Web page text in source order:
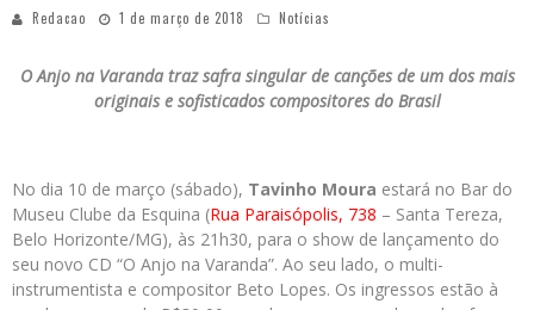
Redacao 1 de março de 2018 Notícias
O Anjo na Varanda traz safra singular de canções de um dos mais
originais e sofisticados compositores do Brasil
No dia 10 de março (sábado), Tavinho Moura estará no Bar do
Museu Clube da Esquina (Rua Paraisópolis, 738 – Santa Tereza,
Belo Horizonte/MG), às 21h30, para o show de lançamento do
seu novo CD “O Anjo na Varanda”. Ao seu lado, o multi-
instrumentista e compositor Beto Lopes. Os ingressos estão à